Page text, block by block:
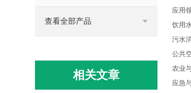
应用
饮用
污水
公共
农业
应急
查看全部产品
相关文章